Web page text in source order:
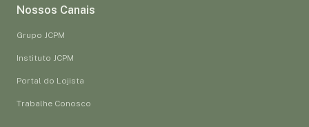
Nossos Canais
Grupo JCPM
Instituto JCPM
Portal do Lojista
Trabalhe Conosco